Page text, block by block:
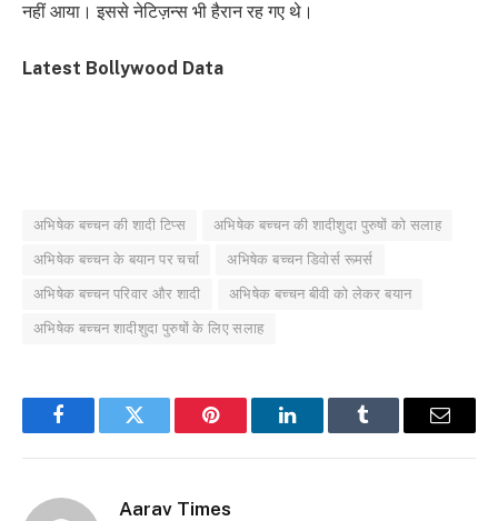
नहीं आया। इससे नेटिज़न्स भी हैरान रह गए थे।
Latest Bollywood Data
अभिषेक बच्चन की शादी टिप्स अभिषेक बच्चन की शादीशुदा पुरुषों को सलाह
अभिषेक बच्चन के बयान पर चर्चा अभिषेक बच्चन डिवोर्स रूमर्स
अभिषेक बच्चन परिवार और शादी अभिषेक बच्चन बीवी को लेकर बयान
अभिषेक बच्चन शादीशुदा पुरुषों के लिए सलाह
FacebookTwitter Pinterest LinkedInTumblr Email
Aarav Times